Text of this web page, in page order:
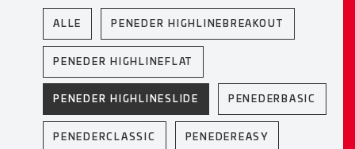
ALLE PENEDER HIGHLINEBREAKOUT
PENEDER HIGHLINEFLAT
PENEDER HIGHLINESLIDE PENEDERBASIC
PENEDERCLASSIC PENEDEREASY